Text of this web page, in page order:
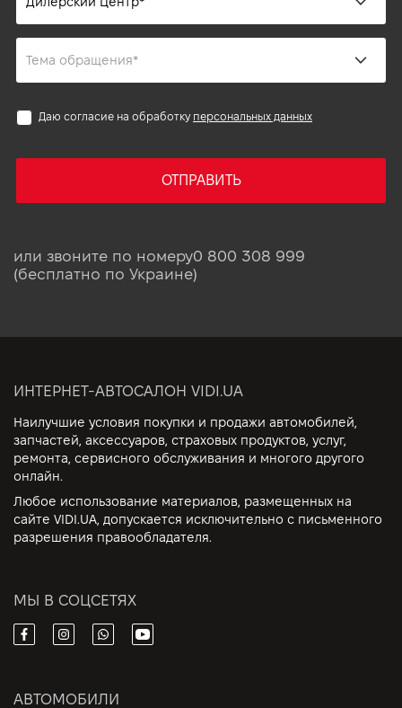
Даю согласие на обработку персональных данных
ОТПРАВИТЬ
или звоните по номеру0 800 308 999
(бесплатно по Украине)
ИНТЕРНЕТ-АВТОСАЛОН VIDI.UA
Наилучшие условия покупки и продажи автомобилей,
запчастей, аксессуаров, страховых продуктов, услуг,
ремонта, сервисного обслуживания и многого другого
онлайн.
Любое использование материалов, размещенных на
сайте VIDI.UA, допускается исключительно с письменного
разрешения правообладателя.
МЫ В СОЦСЕТЯХ
АВТОМОБИЛИ